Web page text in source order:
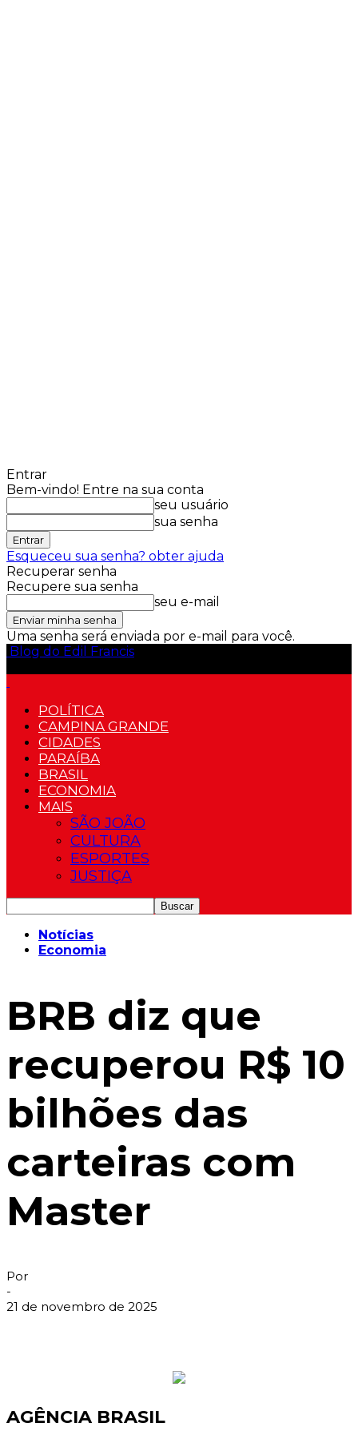
Entrar
Bem-vindo! Entre na sua conta
seu usuário
sua senha
Esqueceu sua senha? obter ajuda
Recuperar senha
Recupere sua senha
seu e-mail
Uma senha será enviada por e-mail para você.
Blog do Edil Francis
POLÍTICA
CAMPINA GRANDE
CIDADES
PARAÍBA
BRASIL
ECONOMIA
MAIS
SÃO JOÃO
CULTURA
ESPORTES
JUSTIÇA
Notícias
Economia
BRB diz que
recuperou R$ 10
bilhões das
carteiras com
Master
Por
-
21 de novembro de 2025
AGÊNCIA BRASIL